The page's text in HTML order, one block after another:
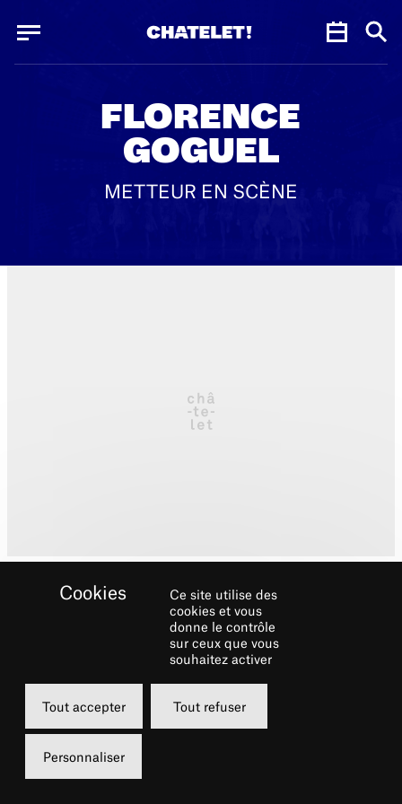
FLORENCE
GOGUEL
METTEUR EN SCÈNE
Biographie
Artiste multi-facettes, comédienne et
Directrice artistique de la
Compagnie du Porte-Voix
Ce site utilise des
cookies et vous
donne le contrôle
sur ceux que vous
souhaitez activer
Tout accepter Tout refuser
Personnaliser